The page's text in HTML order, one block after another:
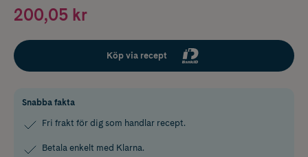
200,05 kr
Köp via recept
Snabba fakta
Fri frakt för dig som handlar recept.
Betala enkelt med Klarna.